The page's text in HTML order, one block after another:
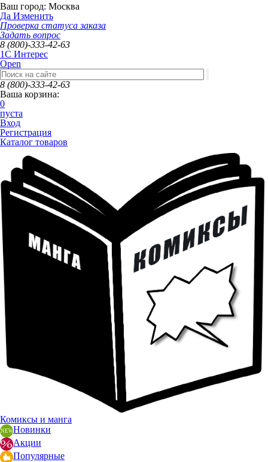
Ваш город: Москва
Да Изменить
Проверка статуса заказа
Задать вопрос
8 (800)-333-42-63
1C Интерес
Open
8 (800)-333-42-63
Ваша корзина:
0
пуста
Вход
Регистрация
Каталог товаров
Комиксы и манга
Новинки
Акции
Популярные